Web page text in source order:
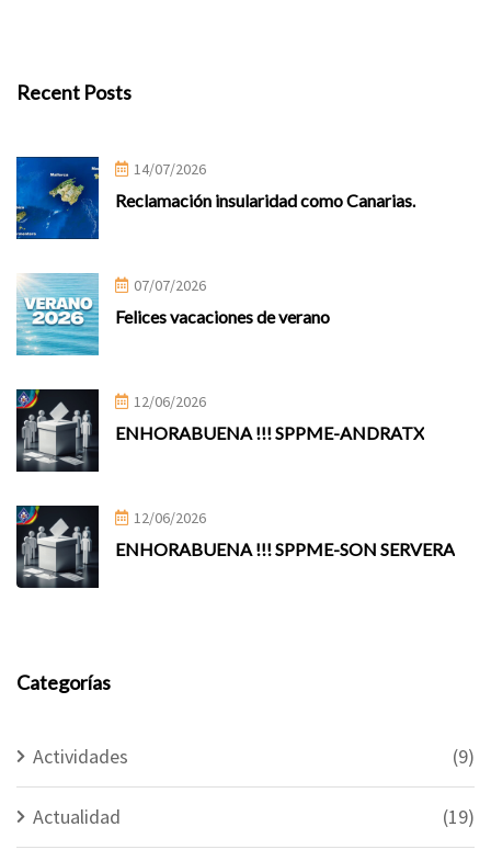
Recent Posts
14/07/2026
Reclamación insularidad como Canarias.
07/07/2026
Felices vacaciones de verano
12/06/2026
ENHORABUENA !!! SPPME-ANDRATX
12/06/2026
ENHORABUENA !!! SPPME-SON SERVERA
Categorías
Actividades (9)
Actualidad (19)